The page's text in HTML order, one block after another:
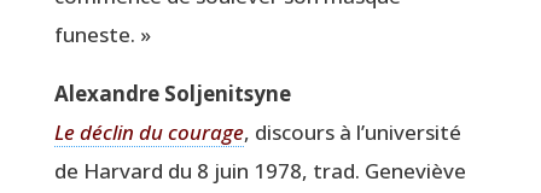
funeste. »
Alexandre Sol­je­nit­syne
Le déclin du cou­rage, dis­cours à l’université
de Har­vard du 8 juin 1978, trad. Gene­viève